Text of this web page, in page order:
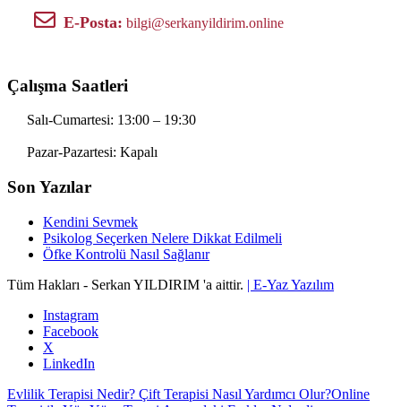
E-Posta: bilgi@serkanyildirim.online
Çalışma Saatleri
Salı-Cumartesi: 13:00 – 19:30
Pazar-Pazartesi: Kapalı
Son Yazılar
Kendini Sevmek
Psikolog Seçerken Nelere Dikkat Edilmeli
Öfke Kontrolü Nasıl Sağlanır
Tüm Hakları - Serkan YILDIRIM 'a aittir. | E-Yaz Yazılım
Instagram
Facebook
X
LinkedIn
Evlilik Terapisi Nedir? Çift Terapisi Nasıl Yardımcı Olur?Online